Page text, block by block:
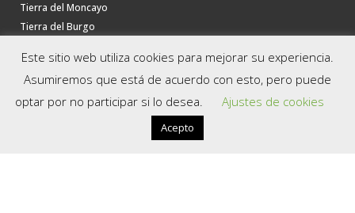
Tierra del Moncayo
Tierra del Burgo
La Ribera del Duero
Tierras Altas
Tierra de Almazán
Este sitio web utiliza cookies para mejorar su experiencia.
Asumiremos que está de acuerdo con esto, pero puede
optar por no participar si lo desea.
Ajustes de cookies
Acepto